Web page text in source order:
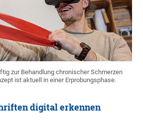
zur Behandlung chronischer Schmerzen
ist aktuell in einer Erprobungsphase.
digital erkennen